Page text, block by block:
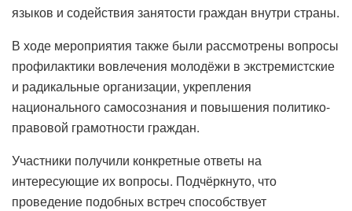
языков и содействия занятости граждан внутри страны.
В ходе мероприятия также были рассмотрены вопросы
профилактики вовлечения молодёжи в экстремистские
и радикальные организации, укрепления
национального самосознания и повышения политико-
правовой грамотности граждан.
Участники получили конкретные ответы на
интересующие их вопросы. Подчёркнуто, что
проведение подобных встреч способствует